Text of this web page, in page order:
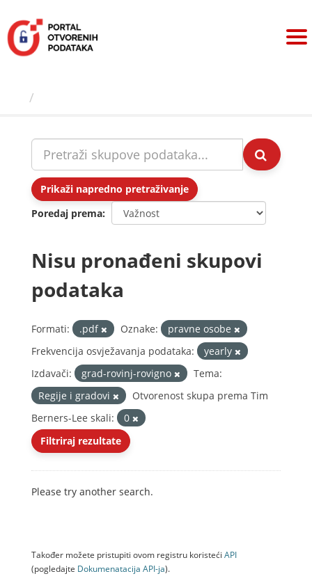
sadržaj
Prikaži napredno pretraživanje
Poredaj prema
Nisu pronađeni skupovi
podataka
Formati: .pdf Oznake:
pravne osobe
Frekvencija osvježavanja podataka:
yearly
Izdavači:
grad-rovinj-rovigno
Tema:
Regije i gradovi
Otvorenost skupa prema Tim
Berners-Lee skali:
0
Filtriraj rezultate
Please try another search.
Također možete pristupiti ovom registru koristeći API
(pogledajte Dokumenаtаcijа API-jа).